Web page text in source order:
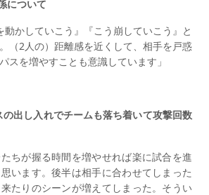
について
動かしていこう』『こう崩していこう』と
（2人の）距離感を近くして、相手を戸惑
スを増やすことも意識しています」
出し入れでチームも落ち着いて攻撃回数
たちが握る時間を増やせれば楽に試合を進
います。後半は相手に合わせてしまった
たりのシーンが増えてしまった。そうい